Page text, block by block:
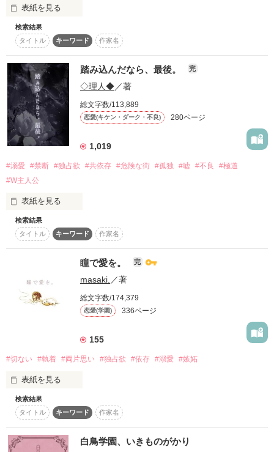
狂気と愛は紙一重――。
本製品には爽やかなラブストーリーは含まれておりません。
重度のヤンデレを使用しておりますので、
残されたほうの気持ち考えたことある…？』
先輩、あなたはずっと誰を見ているの…？
＊
・
お前は、可哀想な子なんかじゃない』
先輩のその言葉は。
聞こえる。
・
＊
・
とある先輩の、歪んだ狂愛。
2020.03.02. 更新開始
2020.08.28. 更新終了
- - - - - - - - - ⑅ - - - - - - - - -
「忘れろよ、全部。むかつくから」
その2。
【ワケあり4兄弟がいるという…ウワサあり。
(追記:イケメン揃いな御曹司)】
その3。
【どのメイドも過去に3日持たずクビ】
その4。
【このメイド(わたし)、
かなりの困り者である】
＊
ポンコツメイド
クセつよ御曹司ども
Q.今回の期待のメイドさん、
ぶっちゃけいかがでしょう？
表紙を見る
「帰りたい」
「どうでもいい」
「疲れた、もう一歩も動けない」
私の幼馴染みは
見た目はとってもかっこいい美男子
なにに対してもやる気０
そんな幼馴染みがどうやら
「柚月に好きになってもらうために、
【超がつくほどの世話焼き女子】
近衛 柚月
（ｺﾉｴ ﾕｽﾞｷ）
検索結果
タイトル
キーワード 作家名
踏み込んだなら、最後。 完
◇理人◆／著
総文字数/113,889
恋愛(キケン・ダーク・不良) 280ページ
1,019
#溺愛 #禁断 #独占欲 #共依存 #危険な街 #孤独 #嘘 #不良
#極道
#W主人公
表紙を見る
ぜったい踏み込んではいけない街。
聞くところによれば。
私の大切な“かぞく”が
その街を出入りしているらしい。
検索結果
タイトル
キーワード 作家名
瞳で愛を。 完
masaki.／著
総文字数/174,379
恋愛(学園) 336ページ
155
#切ない #執着 #両片思い #独占欲 #依存 #溺愛 #嫉妬
表紙を見る
⿻*⌖.:˚◌˳˚⌖ ⿻*⌖.:˚◌˳˚⌖ ⿻*⌖.:˚◌˳˚⌖ ⿻
検索結果
タイトル
キーワード 作家名
白鳥学園、いきものがかり